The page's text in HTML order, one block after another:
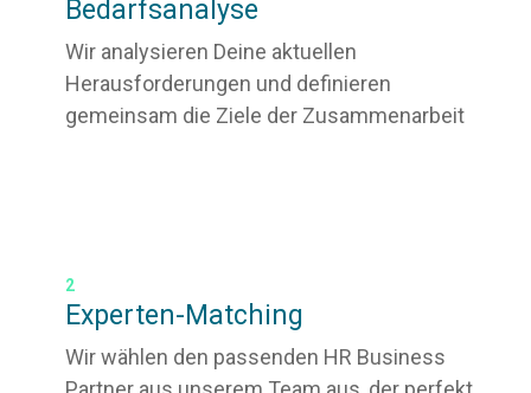
Bedarfsanalyse
Wir analysieren Deine aktuellen
Herausforderungen und definieren
gemeinsam die Ziele der Zusammenarbeit
2
Experten-Matching
Wir wählen den passenden HR Business